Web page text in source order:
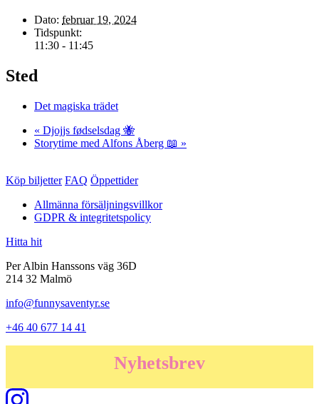
Dato: februar 19, 2024
Tidspunkt:
11:30 - 11:45
Sted
Det magiska trädet
« Djojjs fødselsdag 🐝
Storytime med Alfons Åberg 📖 »
Köp biljetter FAQ Öppettider
Allmänna försäljningsvillkor
GDPR & integritetspolicy
Hitta hit
Per Albin Hanssons väg 36D
214 32 Malmö
info@funnysaventyr.se
+46 40 677 14 41
Nyhetsbrev